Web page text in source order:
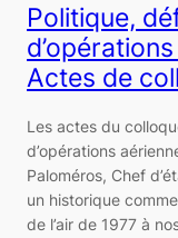
Politique,
Actes de
Les actes du
d’opérations
Paloméros, Chef
un historique
de l’air de 1977 à